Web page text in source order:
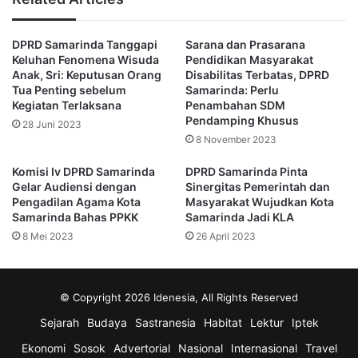
Untuk mendukung keberhasilan implementasi Kurikulum
bersinergi dan melakukan koordinasi agar tetap terjadi
keselarasan.
“Tentunya ini yang harus disiapkan oleh pemerintah
melalui Sumber Daya Manusia (SDM) yang sudah ada
(Advertorial)
Komisi IV DPRD Samarinda Kota Tepian
DPRD Samarinda Tanggapi
Keluhan Fenomena Wisuda
Anak, Sri: Keputusan Orang
Tua Penting sebelum
Kegiatan Terlaksana
28 Juni 2023
Sarana dan Prasarana
Pendidikan Masyarakat
Disabilitas Terbatas, DPRD
Samarinda: Perlu
Penambahan SDM
Pendamping Khusus
8 November 2023
Komisi Iv DPRD Samarinda
Gelar Audiensi dengan
Pengadilan Agama Kota
Samarinda Bahas PPKK
8 Mei 2023
DPRD Samarinda Pinta
Sinergitas Pemerintah dan
Masyarakat Wujudkan Kota
Samarinda Jadi KLA
26 April 2023
© Copyright 2026 Idenesia, All Rights Reserved
Sejarah Budaya Sastranesia Habitat Lektur
Iptek
Ekonomi
Sosok Advertorial Nasional Internasional Travel